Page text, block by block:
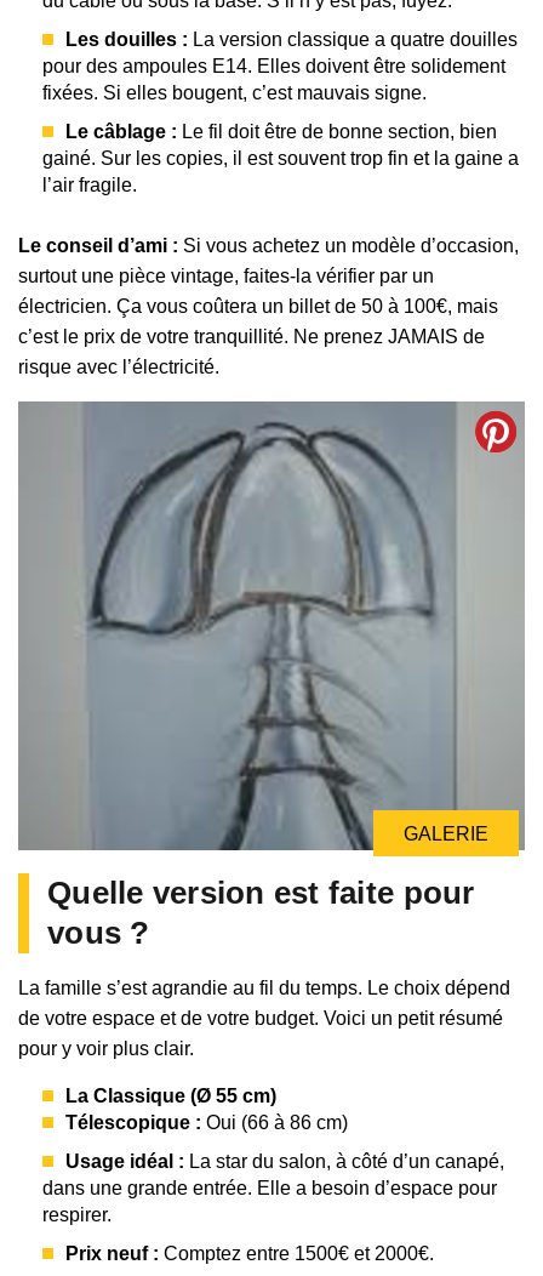
Les douilles : La version classique a quatre douilles
pour des ampoules E14. Elles doivent être solidement
fixées. Si elles bougent, c’est mauvais signe.
Le câblage : Le fil doit être de bonne section, bien
gainé. Sur les copies, il est souvent trop fin et la gaine a
l’air fragile.
Le conseil d’ami : Si vous achetez un modèle d’occasion,
surtout une pièce vintage, faites-la vérifier par un
électricien. Ça vous coûtera un billet de 50 à 100€, mais
c’est le prix de votre tranquillité. Ne prenez JAMAIS de
risque avec l’électricité.
GALERIE
Quelle version est faite pour
vous ?
La famille s’est agrandie au fil du temps. Le choix dépend
de votre espace et de votre budget. Voici un petit résumé
pour y voir plus clair.
La Classique (Ø 55 cm)
Télescopique : Oui (66 à 86 cm)
Usage idéal : La star du salon, à côté d’un canapé,
dans une grande entrée. Elle a besoin d’espace pour
respirer.
Prix neuf : Comptez entre 1500€ et 2000€.